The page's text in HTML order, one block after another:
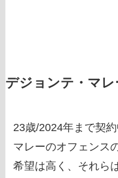
デジョンテ・マレ
23歳/2024年まで契約
マレーのオフェンス
希望は高く、それら